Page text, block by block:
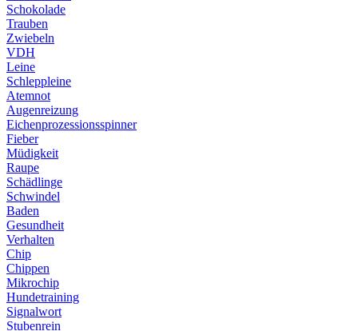
Schokolade
Trauben
Zwiebeln
VDH
Leine
Schleppleine
Atemnot
Augenreizung
Eichenprozessionsspinner
Fieber
Müdigkeit
Raupe
Schädlinge
Schwindel
Baden
Gesundheit
Verhalten
Chip
Chippen
Mikrochip
Hundetraining
Signalwort
Stubenrein